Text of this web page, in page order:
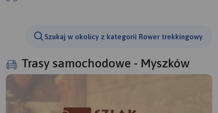
Szukaj w okolicy z kategorii Rower trekkingowy
Trasy samochodowe - Myszków